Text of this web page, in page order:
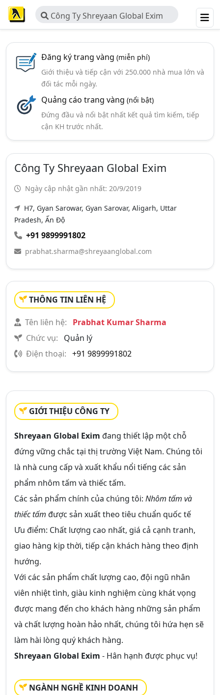
Công Ty Shreyaan Global Exim
Đăng ký trang vàng (miễn phí)
Giới thiệu và tiếp cận với 250.000 nhà mua lớn và
đối tác mỗi ngày.
Quảng cáo trang vàng (nổi bật)
Đứng đầu và nổi bật nhất kết quả tìm kiếm, tiếp
cận KH trước nhất.
Công Ty Shreyaan Global Exim
Ngày cập nhật gần nhất: 20/9/2019
H7, Gyan Sarowar, Gyan Sarovar, Aligarh, Uttar
Pradesh, Ấn Độ
+91 9899991802
prabhat.sharma@shreyaanglobal.com
THÔNG TIN LIÊN HỆ
Tên liên hệ:
Prabhat Kumar Sharma
Chức vụ:
Quản lý
Điện thoại: +91 9899991802
GIỚI THIỆU CÔNG TY
Shreyaan Global Exim đang thiết lập một chỗ
đứng vững chắc tại thị trường Việt Nam. Chúng tôi
là nhà cung cấp và xuất khẩu nổi tiếng các sản
phẩm nhôm tấm và thiếc tấm.
Các sản phẩm chính của chúng tôi: Nhôm tấm và
thiếc tấm được sản xuất theo tiêu chuẩn quốc tế
Ưu điểm: Chất lượng cao nhất, giá cả cạnh tranh,
giao hàng kịp thời, tiếp cận khách hàng theo định
hướng.
Với các sản phẩm chất lượng cao, đội ngũ nhân
viên nhiệt tình, giàu kinh nghiệm cùng khát vọng
được mang đến cho khách hàng những sản phẩm
và chất lượng hoàn hảo nhất, chúng tôi hứa hẹn sẽ
làm hài lòng quý khách hàng.
Shreyaan Global Exim - Hân hạnh được phục vụ!
NGÀNH NGHỀ KINH DOANH